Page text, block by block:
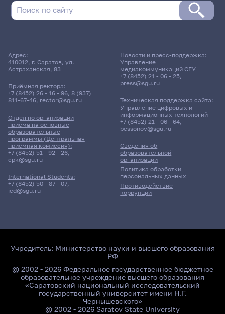
Адрес:
410012, г. Саратов, ул.
Астраханская, 83
Приёмная ректора:
+7 (8452) 26 - 16 - 96, 8 (937)
811-67-46, rector@sgu.ru
Отдел по организации
приёма на основные
образовательные
программы (Центральная
приёмная комиссия):
+7 (8452) 51 - 92 - 26,
cpk@sgu.ru
International Students:
+7 (8452) 50 - 87 - 07,
ied@sgu.ru
Сведения об
образовательной
организации
Политика обработки
персональных данных
Противодействие
коррупции
Новости и пресс-поддержка:
Управление
медиакоммуникаций СГУ
+7 (8452) 21 - 06 - 25,
press@sgu.ru
Техническая поддержка сайта:
Управление цифровых и
информационных технологий
+7 (8452) 21 - 06 - 64,
bessonov@sgu.ru
Учредитель: Министерство науки и высшего образования
РФ
@ 2002 - 2026 Федеральное государственное бюджетное
образовательное учреждение высшего образования
«Саратовский национальный исследовательский
государственный университет имени Н.Г.
Чернышевского»
@ 2002 - 2026 Saratov State University